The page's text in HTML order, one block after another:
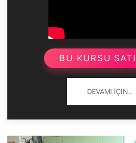
BU KURSU
DEVAMI İÇIN..